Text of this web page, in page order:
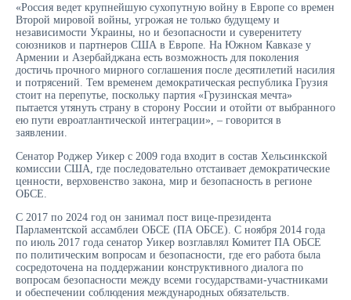
«Россия ведет крупнейшую сухопутную войну в Европе со времен
Второй мировой войны, угрожая не только будущему и
независимости Украины, но и безопасности и суверенитету
союзников и партнеров США в Европе. На Южном Кавказе у
Армении и Азербайджана есть возможность для поколения
достичь прочного мирного соглашения после десятилетий насилия
и потрясений. Тем временем демократическая республика Грузия
стоит на перепутье, поскольку партия «Грузинская мечта»
пытается утянуть страну в сторону России и отойти от выбранного
ею пути евроатлантической интеграции», – говорится в
заявлении.
Сенатор Роджер Уикер с 2009 года входит в состав Хельсинкской
комиссии США, где последовательно отстаивает демократические
ценности, верховенство закона, мир и безопасность в регионе
ОБСЕ.
С 2017 по 2024 год он занимал пост вице-президента
Парламентской ассамблеи ОБСЕ (ПА ОБСЕ). С ноября 2014 года
по июль 2017 года сенатор Уикер возглавлял Комитет ПА ОБСЕ
по политическим вопросам и безопасности, где его работа была
сосредоточена на поддержании конструктивного диалога по
вопросам безопасности между всеми государствами-участниками
и обеспечении соблюдения международных обязательств.